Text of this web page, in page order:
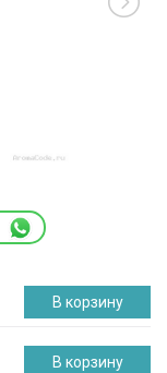
В корзину
В корзину